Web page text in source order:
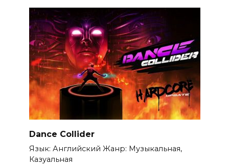
Dance Collider
Язык: Английский Жанр: Музыкальная,
Казуальная